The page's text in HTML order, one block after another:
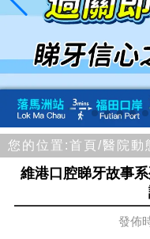
您的位置:首頁/醫院動
維港口腔睇牙故事
發佈